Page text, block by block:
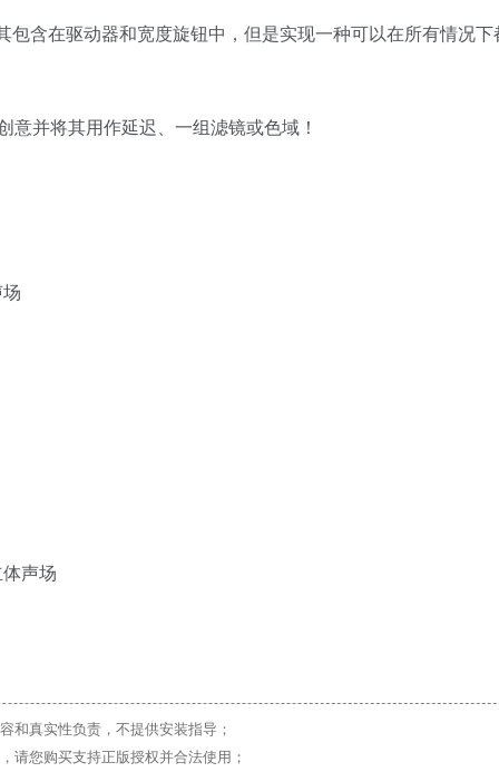
含在驱动器和宽度旋钮中，但是实现一种可以在所有情况
并将其用作延迟、一组滤镜或色域！
声场
和真实性负责，不提供安装指导；
请您购买支持正版授权并合法使用；